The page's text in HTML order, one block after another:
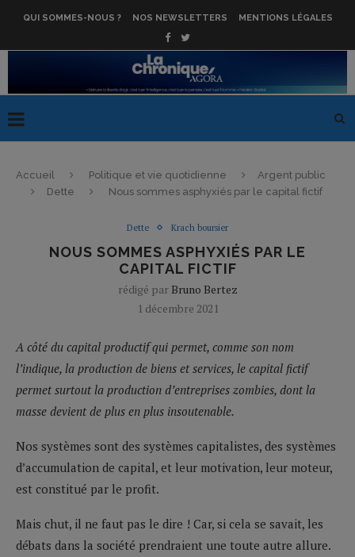
QUI SOMMES-NOUS ? NOS NEWSLETTERS MENTIONS LÉGALES
Accueil Politique et vie quotidienne
Argent public
Dette
Nous sommes asphyxiés par le capital fictif
Dette Krach boursier
NOUS SOMMES ASPHYXIÉS PAR LE
CAPITAL FICTIF
rédigé par Bruno Bertez
1 décembre 2021
A côté du capital productif qui permet, comme son nom
l’indique, la production de biens et services, le capital fictif
permet surtout la production d’entreprises zombies, dont la
masse devient de plus en plus insoutenable.
Nos systèmes sont des systèmes capitalistes, des systèmes
d’accumulation de capital, et leur motivation, leur moteur,
est constitué par le profit.
Mais chut, il ne faut pas le dire ! Car, si cela se savait, les
débats dans la société prendraient une toute autre allure.